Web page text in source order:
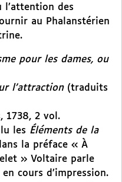
l’attention des
au Phalanstérien
pour les dames, ou
l’attraction(traduits
1738, 2 vol.
les Éléments de la
la préface « À
» Voltaire parle
cours d’impression.